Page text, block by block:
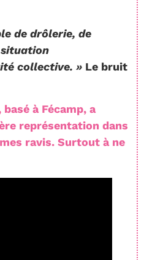
de drôlerie, de
collective. » Le bruit
à Fécamp, a
représentation dans
ravis. Surtout à ne